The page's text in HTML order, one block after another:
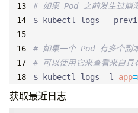
# 如果 Pod 之前发生过崩
# 如果一个 Pod 有多个副
# 可以使用它来查看来自
$ kubectl logs -l app=
获取最近日志